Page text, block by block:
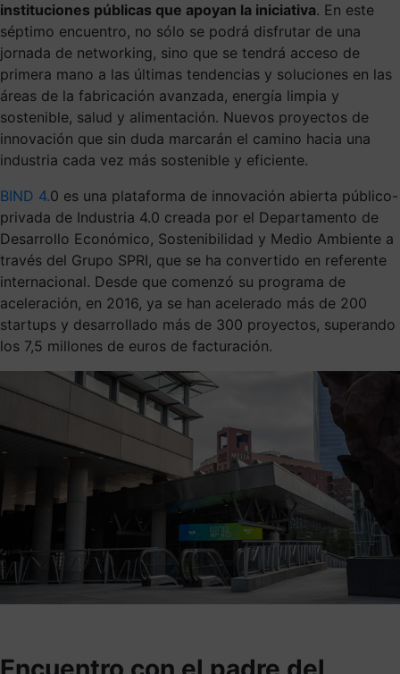
instituciones públicas que apoyan la iniciativa. En este
séptimo encuentro, no sólo se podrá disfrutar de una
jornada de networking, sino que se tendrá acceso de
primera mano a las últimas tendencias y soluciones en las
áreas de la fabricación avanzada, energía limpia y
sostenible, salud y alimentación. Nuevos proyectos de
innovación que sin duda marcarán el camino hacia una
industria cada vez más sostenible y eficiente.
BIND 4.0 es una plataforma de innovación abierta público-
privada de Industria 4.0 creada por el Departamento de
Desarrollo Económico, Sostenibilidad y Medio Ambiente a
través del Grupo SPRI, que se ha convertido en referente
internacional. Desde que comenzó su programa de
aceleración, en 2016, ya se han acelerado más de 200
startups y desarrollado más de 300 proyectos, superando
los 7,5 millones de euros de facturación.